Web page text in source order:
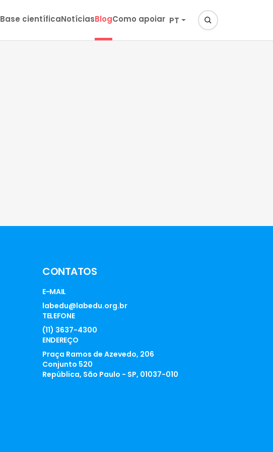
Base científicaNotíciasBlogComo apoiar PT
CONTATOS
E-MAIL
labedu@labedu.org.br
TELEFONE
(11) 3637-4300
ENDEREÇO
Praça Ramos de Azevedo, 206
Conjunto 520
República, São Paulo - SP, 01037-010